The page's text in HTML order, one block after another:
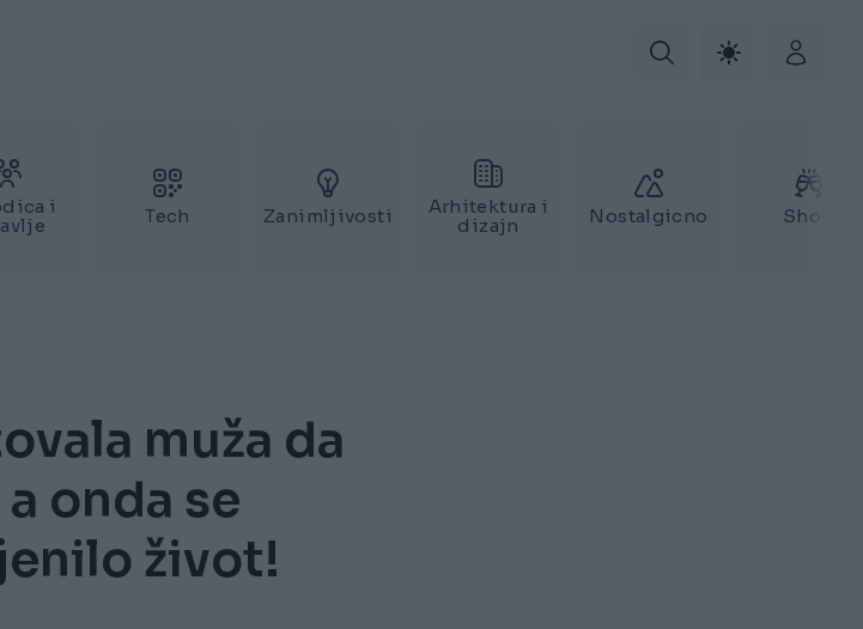
i
Tech Zanimljivosti
Arhitektura i
dizajn
Nostalgicno Show
muža da
onda se
život!